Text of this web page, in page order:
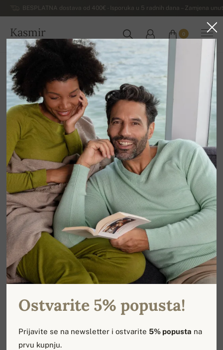
BESPLATNA dostava od 400€ - Isporuka u 5 radnih dana – Zamjena
Kasmir
HRVATSKA
0
Kuća
Ostvarite 5% popusta!
Prijavite se na newsletter i ostvarite5% popusta na
prvu kupnju.